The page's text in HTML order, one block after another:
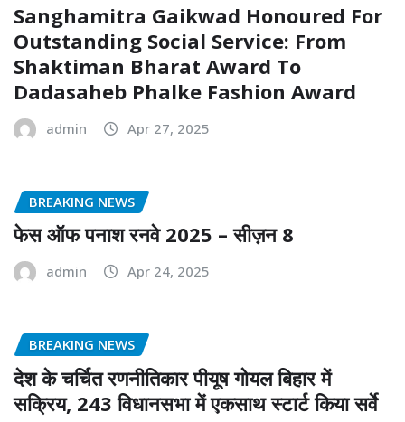
Sanghamitra Gaikwad Honoured For
Outstanding Social Service: From
Shaktiman Bharat Award To
Dadasaheb Phalke Fashion Award
admin Apr 27, 2025
BREAKING NEWS
फेस ऑफ पनाश रनवे 2025 – सीज़न 8
admin Apr 24, 2025
BREAKING NEWS
देश के चर्चित रणनीतिकार पीयूष गोयल बिहार में
सक्रिय, 243 विधानसभा में एकसाथ स्टार्ट किया सर्वे